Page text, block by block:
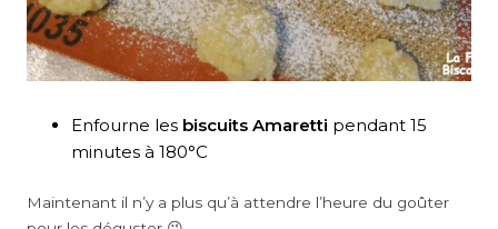
Enfourne les biscuits Amaretti pendant 15
minutes à 180°C
Maintenant il n’y a plus qu’à attendre l’heure du goûter